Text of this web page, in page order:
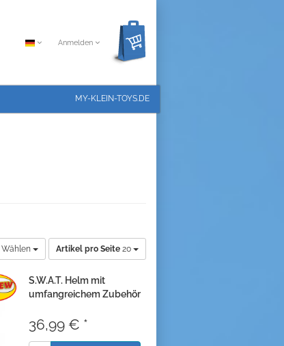
Anmelden
MY-KLEIN-TOYS.DE
Wählen Artikel pro Seite 20
S.W.A.T. Helm mit
umfangreichem Zubehör
36,99 € *